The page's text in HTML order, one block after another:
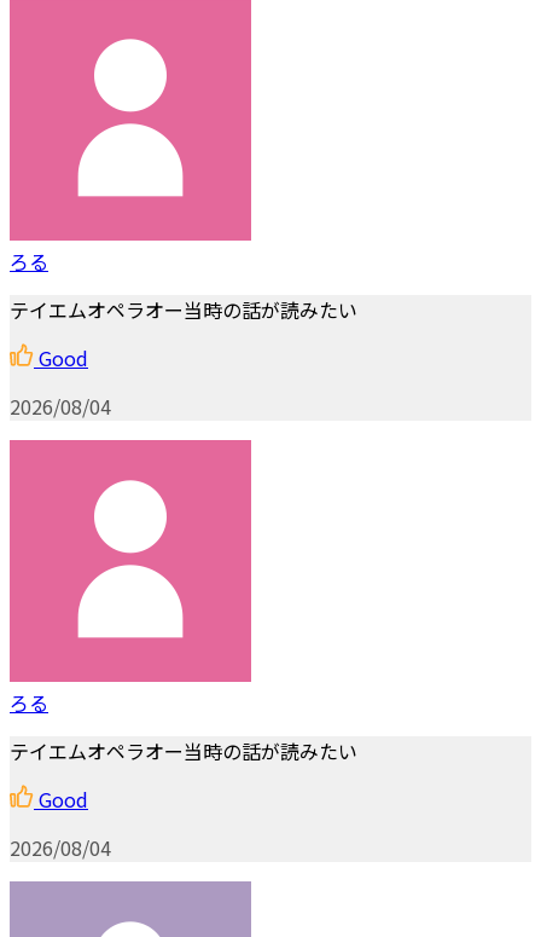
ろる
テイエムオペラオー当時の話が読みたい
Good
2026/08/04
ろる
テイエムオペラオー当時の話が読みたい
Good
2026/08/04